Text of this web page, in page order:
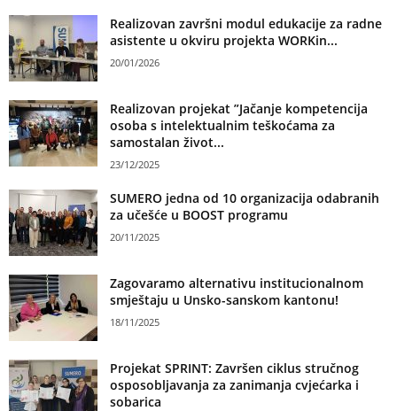
Realizovan završni modul edukacije za radne
asistente u okviru projekta WORKin...
20/01/2026
Realizovan projekat ”Jačanje kompetencija
osoba s intelektualnim teškoćama za
samostalan život...
23/12/2025
SUMERO jedna od 10 organizacija odabranih
za učešće u BOOST programu
20/11/2025
Zagovaramo alternativu institucionalnom
smještaju u Unsko-sanskom kantonu!
18/11/2025
Projekat SPRINT: Završen ciklus stručnog
osposobljavanja za zanimanja cvjećarka i
sobarica